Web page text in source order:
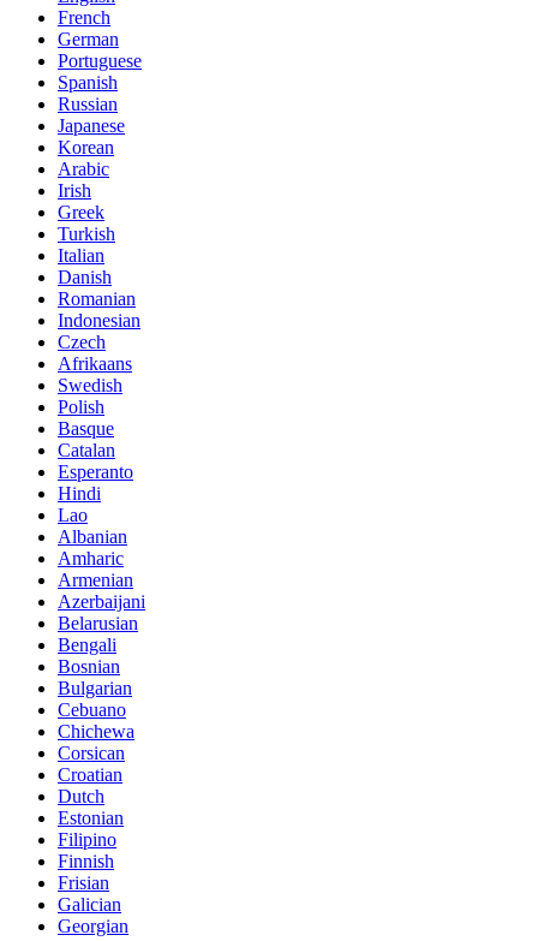
French
German
Portuguese
Spanish
Russian
Japanese
Korean
Arabic
Irish
Greek
Turkish
Italian
Danish
Romanian
Indonesian
Czech
Afrikaans
Swedish
Polish
Basque
Catalan
Esperanto
Hindi
Lao
Albanian
Amharic
Armenian
Azerbaijani
Belarusian
Bengali
Bosnian
Bulgarian
Cebuano
Chichewa
Corsican
Croatian
Dutch
Estonian
Filipino
Finnish
Frisian
Galician
Georgian